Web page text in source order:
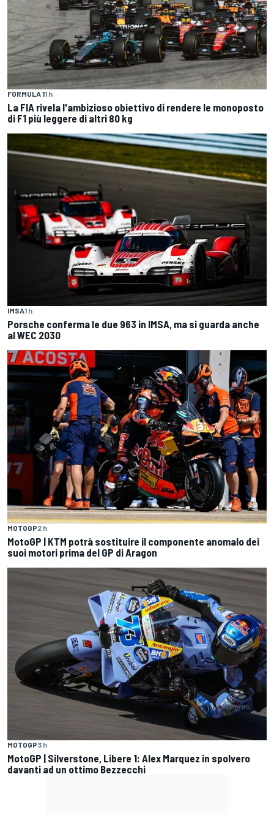
FORMULA 11 h
La FIA rivela l'ambizioso obiettivo di rendere le monoposto
di F1 più leggere di altri 80 kg
IMSA1 h
Porsche conferma le due 963 in IMSA, ma si guarda anche
al WEC 2030
MOTOGP2 h
MotoGP | KTM potrà sostituire il componente anomalo dei
suoi motori prima del GP di Aragon
MOTOGP3 h
MotoGP | Silverstone, Libere 1: Alex Marquez in spolvero
davanti ad un ottimo Bezzecchi